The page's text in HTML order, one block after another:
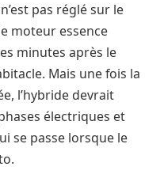
pas réglé sur le
moteur essence
minutes après le
Mais une fois la
l’hybride devrait
électriques et
se passe lorsque le